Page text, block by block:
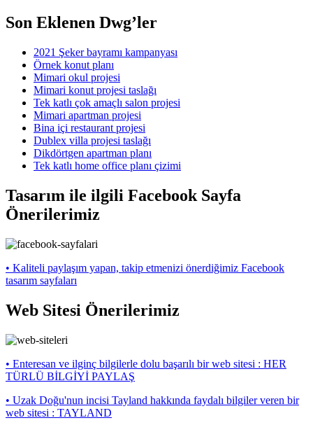
Son Eklenen Dwg’ler
2021 Şeker bayramı kampanyası
Örnek konut planı
Mimari okul projesi
Mimari konut projesi taslağı
Tek katlı çok amaçlı salon projesi
Mimari apartman projesi
Bina içi restaurant projesi
Dublex villa projesi taslağı
Dikdörtgen apartman planı
Tek katlı home office planı çizimi
Tasarım ile ilgili Facebook Sayfa
Önerilerimiz
• Kaliteli paylaşım yapan, takip etmenizi önerdiğimiz Facebook
tasarım sayfaları
Web Sitesi Önerilerimiz
• Enteresan ve ilginç bilgilerle dolu başarılı bir web sitesi : HER
TÜRLÜ BİLGİYİ PAYLAŞ
• Uzak Doğu'nun incisi Tayland hakkında faydalı bilgiler veren bir
web sitesi : TAYLAND